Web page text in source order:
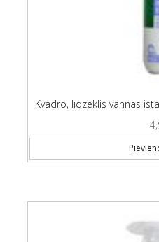
Kvadro, līdzeklis vannas